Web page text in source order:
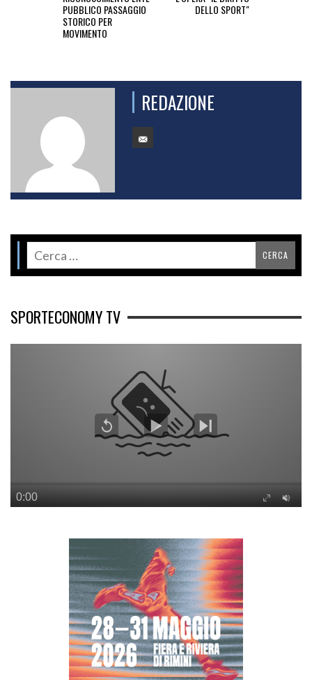
PUBBLICO PASSAGGIO
STORICO PER
MOVIMENTO
DELLO SPORT"
REDAZIONE
SPORTECONOMY TV